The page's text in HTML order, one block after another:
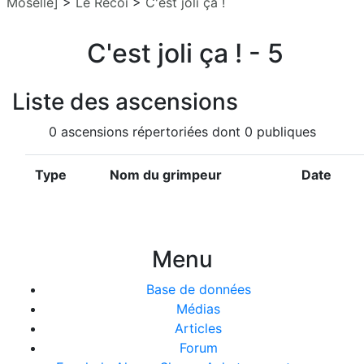
C'est joli ça ! - 5
Liste des ascensions
0 ascensions répertoriées dont 0 publiques
Type Nom du grimpeur Date
Menu
Base de données
Médias
Articles
Forum